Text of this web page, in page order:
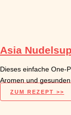
Asia
Dieses einfache One-
Aromen und
ZUM REZEPT >>